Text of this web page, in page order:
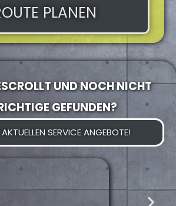
PLANEN
UND NOCH NICHT
GEFUNDEN?
AKTUELLEN SERVICE ANGEBOTE!